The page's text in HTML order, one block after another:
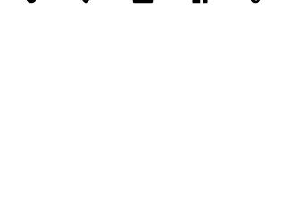
parleur de remplacement